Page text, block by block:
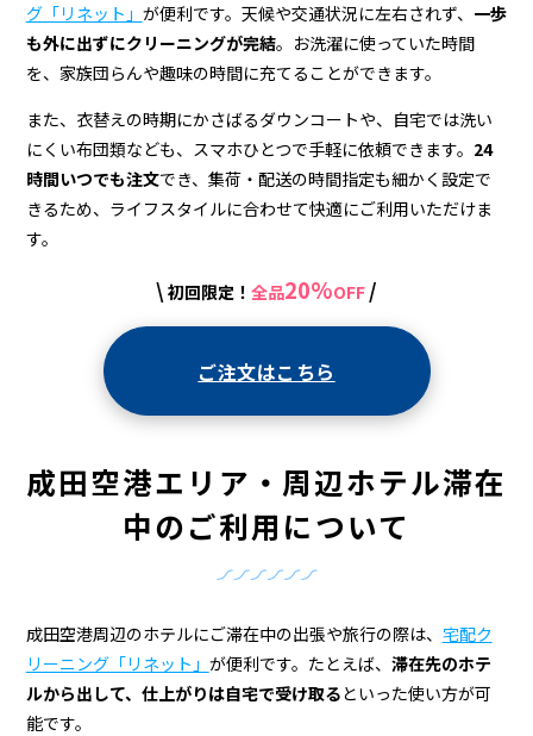
グ「リネット」 が便利です。天候や交通状況に左右されず、 一歩
も外に出ずにクリーニングが完結。お洗濯に使っていた時間
を、家族団らんや趣味の時間に充てることができます。
また、衣替えの時期にかさばるダウンコートや、自宅では洗い
にくい布団類なども、スマホひとつで手軽に依頼できます。 24
時間いつでも注文でき、集荷・配送の時間指定も細かく設定で
きるため、ライフスタイルに合わせて快適にご利用いただけま
す。
\ 初回限定！ 全品20%OFF /
ご注文はこちら
成田空港エリア・周辺ホテル滞在
中のご利用について
成田空港周辺のホテルにご滞在中の出張や旅行の際は、 宅配ク
リーニング「リネット」 が便利です。たとえば、 滞在先のホテ
ルから出して、仕上がりは自宅で受け取るといった使い方が可
能です。